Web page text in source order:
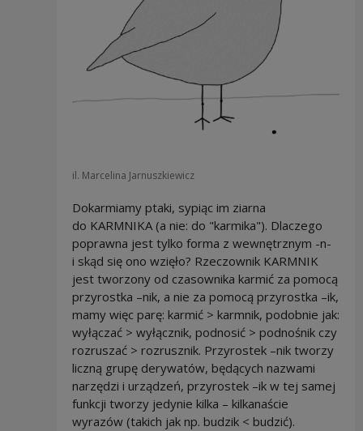
il. Marcelina Jarnuszkiewicz
Dokarmiamy ptaki, sypiąc im ziarna
do KARMNIKA (a nie: do "karmika"). Dlaczego
poprawna jest tylko forma z wewnętrznym -n-
i skąd się ono wzięło? Rzeczownik KARMNIK
jest tworzony od czasownika karmić za pomocą
przyrostka –nik, a nie za pomocą przyrostka –ik,
mamy więc parę: karmić > karmnik, podobnie jak:
wyłączać > wyłącznik, podnosić > podnośnik czy
rozruszać > rozrusznik. Przyrostek –nik tworzy
liczną grupę derywatów, będących nazwami
narzędzi i urządzeń, przyrostek –ik w tej samej
funkcji tworzy jedynie kilka – kilkanaście
wyrazów (takich jak np. budzik < budzić).